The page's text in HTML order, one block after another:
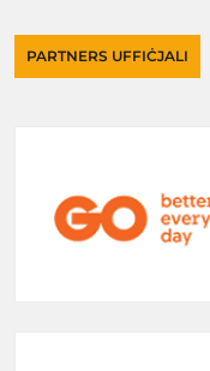
PARTNERS UFFIĊJALI